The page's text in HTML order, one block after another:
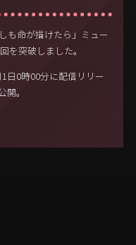
も命が描けたら」ミュー
を突破しました。
日0時00分に配信リリー
開。